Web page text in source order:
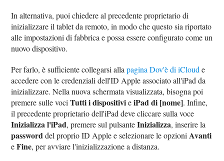
In alternativa, puoi chiedere al precedente proprietario di
inizializzare il tablet da remoto, in modo che questo sia riportato
alle impostazioni di fabbrica e possa essere configurato come un
nuovo dispositivo.
Per farlo, è sufficiente collegarsi allapagina Dov'è di iCloud e
accedere con le credenziali dell'ID Apple associato all'iPad da
inizializzare. Nella nuova schermata visualizzata, bisogna poi
premere sulle vociTutti i dispositivieiPad di [nome]. Infine,
il precedente proprietario dell'iPad deve cliccare sulla voce
Inizializza l'iPad, premere sul pulsanteInizializza, inserire la
passworddel proprio ID Apple e selezionare le opzioni Avanti
eFine, per avviare l'inizializzazione a distanza.